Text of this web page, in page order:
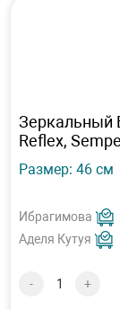
Зеркальный
Reflex,
Размер: 46 см
Ибрагимова
Аделя Кутуя
- +